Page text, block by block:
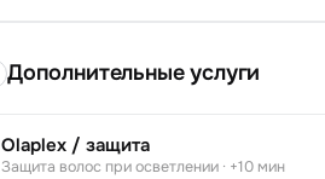
Дополнительные услуги
Olaplex / защита
Защита волос при осветлении · +10 мин